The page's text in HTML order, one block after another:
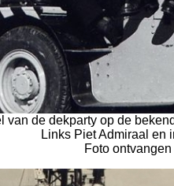
van de dekparty op de
Links Piet Admiraal en
Foto